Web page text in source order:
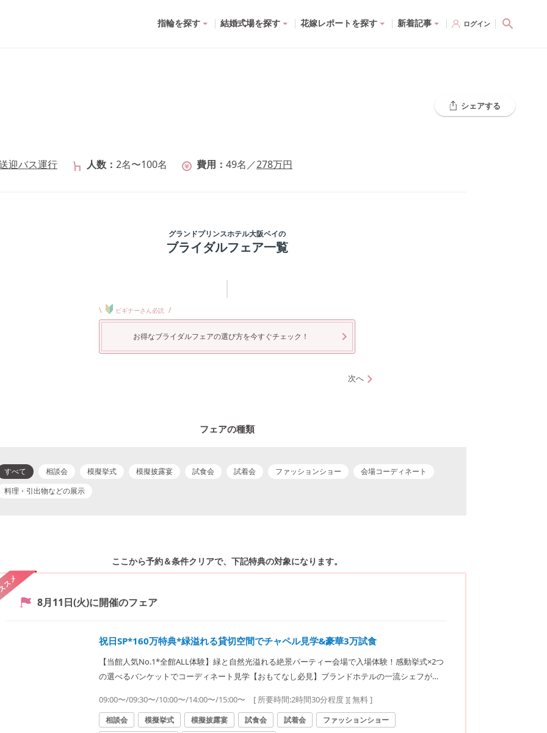
指輪を探す 結婚式場を探す 花嫁レポートを探す 新着記事 ログイン
迎バス運行 人数 2名〜100名 費用 49名 ／278万円
シェアする
グランドプリンスホテル大阪ベイの
ブライダルフェア一覧
\ ビギナーさん必読 /
お得なブライダルフェアの選び方を今すぐチェック！
次へ
フェアの種類
すべて 相談会 模擬挙式 模擬披露宴 試食会 試着会 ファッションショー
会場コーディネート
料理・引出物などの展示
ここから予約＆条件クリアで、 下記特典の対象になります。
メ
8月11日(火)に開催のフェア
祝日SP*160万特典*緑溢れる貸切空間でチャペル見学&豪華3万試食
【当館人気No.1*全館ALL体験】緑と自然光溢れる絶景パーティー会場で入場体験！感動挙式×2つ
の選べるバンケットでコーディネート見学【おもてなし必見】ブランドホテルの一流シェフが火
09:00〜/09:30〜/10:00〜/14:00〜/15:00〜 [ 所要時間:2時間30分程度][ 無料 ]
相談会 模擬挙式 模擬披露宴 試食会 試着会
ファッションショー